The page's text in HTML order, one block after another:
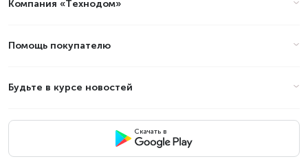
Компания «Технодом»
Помощь покупателю
Будьте в курсе новостей
Скачать в